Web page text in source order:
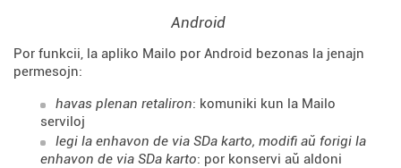
Android
Por funkcii, la apliko Mailo por Android bezonas la jenajn
permesojn:
havas plenan retaliron: komuniki kun la Mailo
serviloj
legi la enhavon de via SDa karto, modifi aŭ forigi la
enhavon de via SDa karto: por konservi aŭ aldoni